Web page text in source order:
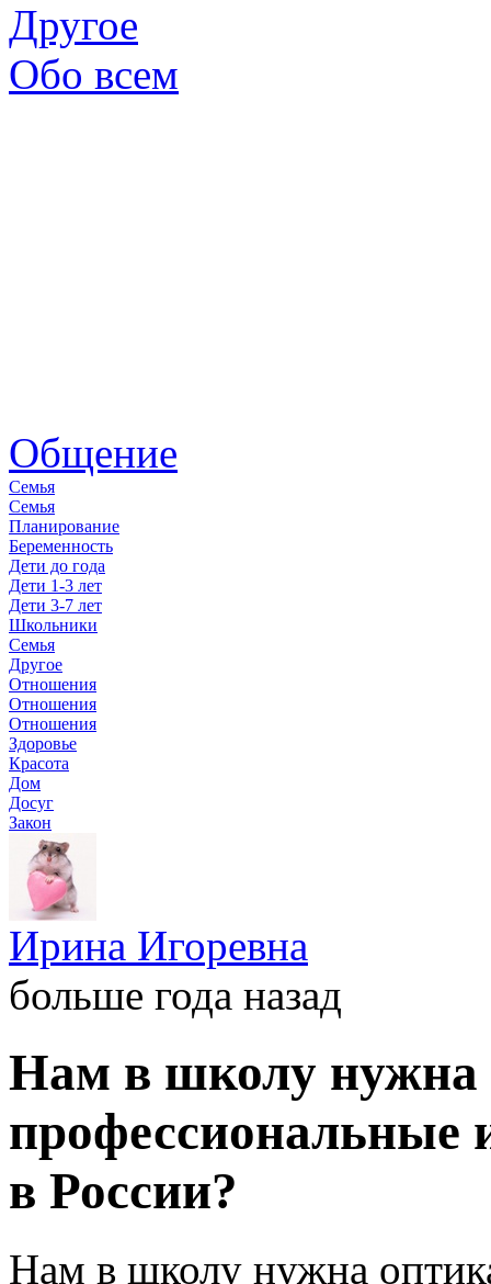
Другое
Обо всем
Общение
Семья
Семья
Планирование
Беременность
Дети до года
Дети 1-3 лет
Дети 3-7 лет
Школьники
Семья
Другое
Отношения
Отношения
Отношения
Здоровье
Красота
Дом
Досуг
Закон
Ирина Игоревна
больше года назад
Нам в школу нужна
профессиональные
в России?
Нам в школу нужна